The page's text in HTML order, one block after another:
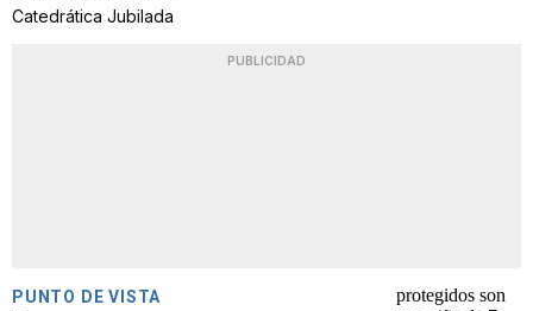
Catedrática Jubilada
PUBLICIDAD
PUNTO DE VISTA